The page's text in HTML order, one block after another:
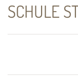
SCHULE